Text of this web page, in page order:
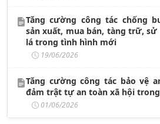
Tăng cường công tác chống
sản xuất, mua bán, tàng trữ,
lá trong tình hình mới
19/06/2026
Tăng cường công tác bảo vệ
đảm trật tự an toàn xã hội
01/06/2026